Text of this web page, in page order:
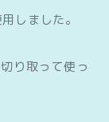
しました。
り取って使っ